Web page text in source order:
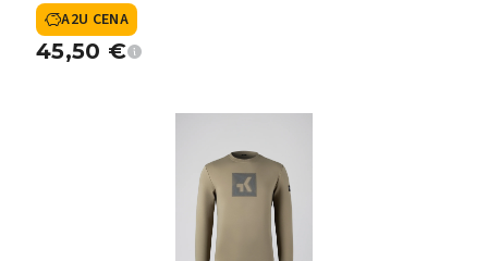
A2U CENA
45,50 €